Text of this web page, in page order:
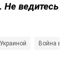
. Не ведитесь
Война в